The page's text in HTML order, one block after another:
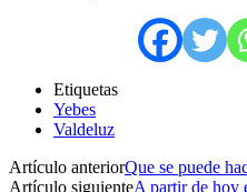
Etiquetas
Yebes
Valdeluz
Artículo anteriorQue se puede
Artículo siguienteA partir de hoy